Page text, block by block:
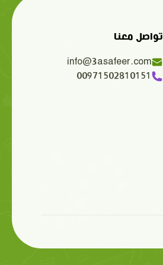
تواصل معنا
info@3asafeer.com
00971502810151